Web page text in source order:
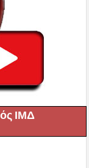
ΙΜΔ